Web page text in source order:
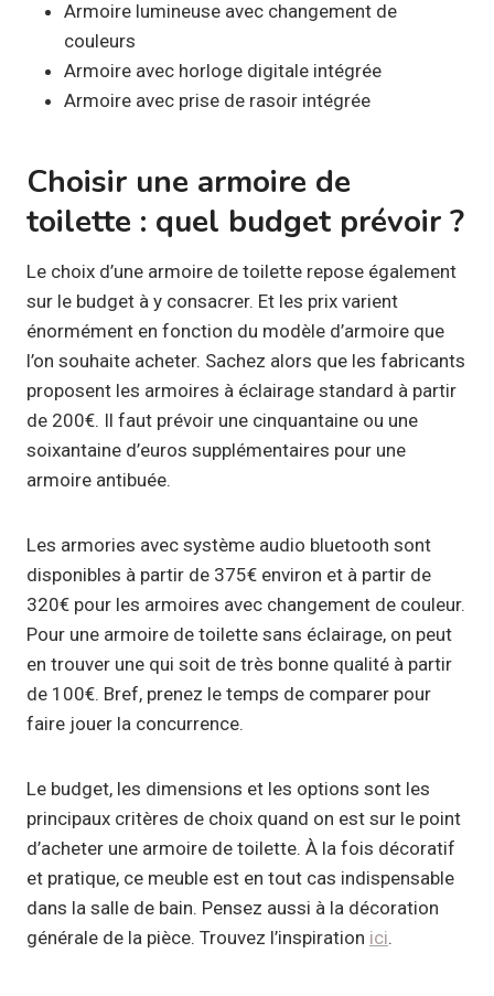
Armoire lumineuse avec changement de
couleurs
Armoire avec horloge digitale intégrée
Armoire avec prise de rasoir intégrée
Choisir une armoire de
toilette : quel budget prévoir ?
Le choix d’une armoire de toilette repose également
sur le budget à y consacrer. Et les prix varient
énormément en fonction du modèle d’armoire que
l’on souhaite acheter. Sachez alors que les fabricants
proposent les armoires à éclairage standard à partir
de 200€. Il faut prévoir une cinquantaine ou une
soixantaine d’euros supplémentaires pour une
armoire antibuée.
Les armories avec système audio bluetooth sont
disponibles à partir de 375€ environ et à partir de
320€ pour les armoires avec changement de couleur.
Pour une armoire de toilette sans éclairage, on peut
en trouver une qui soit de très bonne qualité à partir
de 100€. Bref, prenez le temps de comparer pour
faire jouer la concurrence.
Le budget, les dimensions et les options sont les
principaux critères de choix quand on est sur le point
d’acheter une armoire de toilette. À la fois décoratif
et pratique, ce meuble est en tout cas indispensable
dans la salle de bain. Pensez aussi à la décoration
générale de la pièce. Trouvez l’inspiration ici.